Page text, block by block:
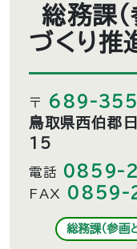
総務課
づくり推
〒 689-
鳥取県西伯郡
15
電話 0859-
FAX 0859-
総務課（参画